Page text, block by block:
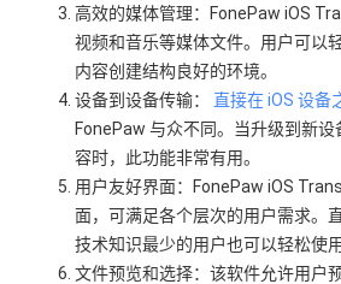
高效的媒体管理：FonePaw iOS
视频和音乐等媒体文件。用户可以
内容创建结构良好的环境。
设备到设备传输： 直接在 iOS 设备
FonePaw 与众不同。当升级到新
容时，此功能非常有用。
用户友好界面：FonePaw iOS
面，可满足各个层次的用户需求。
技术知识最少的用户也可以轻松使
文件预览和选择：该软件允许用户